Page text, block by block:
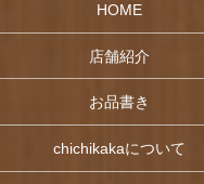
HOME
店舗紹介
お品書き
chichikakaについて